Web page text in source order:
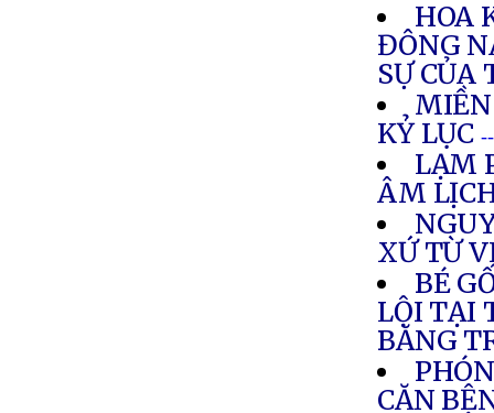
HOA
ĐÔNG
SỰ CỦA
KỶ LỤC
LẠM
ÂM
XỨ TỪ
BÉ
LỘI TẠI
BĂNG
CĂN